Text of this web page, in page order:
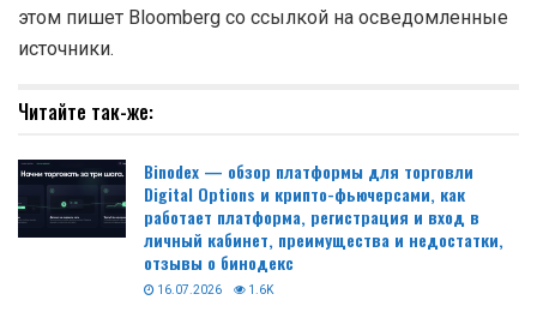
этом пишет Bloomberg со ссылкой на осведомленные
источники.
Читайте так-же:
Binodex — обзор платформы для торговли
Digital Options и крипто-фьючерсами, как
работает платформа, регистрация и вход в
личный кабинет, преимущества и недостатки,
отзывы о бинодекс
16.07.2026 1.6K